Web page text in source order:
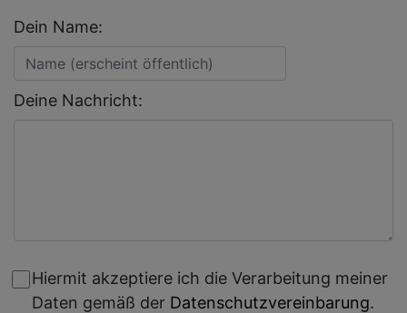
Dein Name:
Deine Nachricht:
Hiermit akzeptiere ich die Verarbeitung meiner
Daten gemäß der Datenschutzvereinbarung.